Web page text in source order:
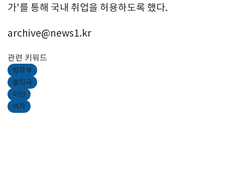
가'를 통해 국내 취업을 허용하도록 했다.
archive@news1.kr
관련 키워드
법무부
출입국
이민
비자